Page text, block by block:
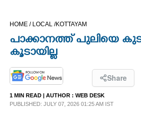
OPINION
HOME / LOCAL /KOTTAYAM
പാക്കാനത്ത് പുലിയെ
കൂടായില്ല
Share
1 MIN READ | AUTHOR : WEB DESK
PUBLISHED: JULY 07, 2026 01:25 AM IST